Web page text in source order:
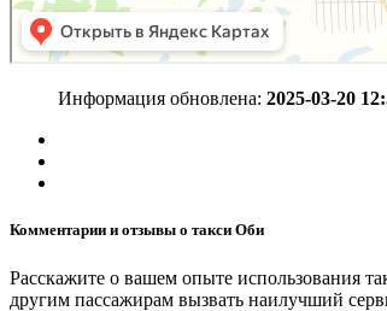
Информация обновлена: 2025-03-20
Комментарии и отзывы о такси Оби
Расскажите о вашем опыте использования
другим пассажирам вызвать наилучший